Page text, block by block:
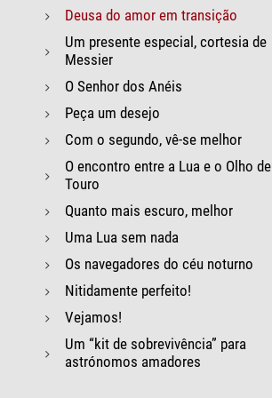
Deusa do amor em transição
Um presente especial, cortesia de
Messier
O Senhor dos Anéis
Peça um desejo
Com o segundo, vê-se melhor
O encontro entre a Lua e o Olho de
Touro
Quanto mais escuro, melhor
Uma Lua sem nada
Os navegadores do céu noturno
Nitidamente perfeito!
Vejamos!
Um “kit de sobrevivência” para
astrónomos amadores